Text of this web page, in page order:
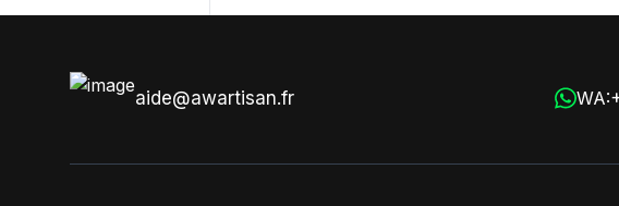
anglais.
aide@awartisan.fr WA: